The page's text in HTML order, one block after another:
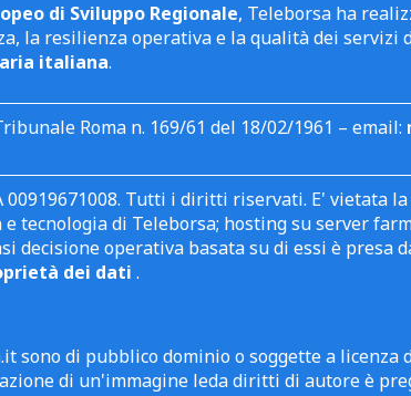
di Sviluppo Regionale, Teleborsa ha
la resilienza operativa e la qualità dei
italiana.
Roma n. 169/61 del 18/02/1961 – email:
00919671008. Tutti i diritti riservati. E' vietata
tecnologia di Teleborsa; hosting su server
decisione operativa basata su di essi è presa
dei dati .
sono di pubblico dominio o soggette a licenza
di un'immagine leda diritti di autore è